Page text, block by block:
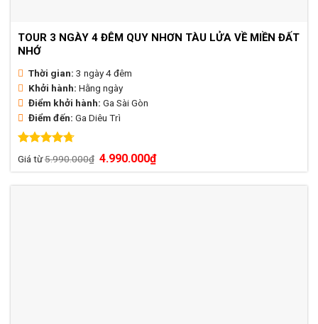
TOUR 3 NGÀY 4 ĐÊM QUY NHƠN TÀU LỬA VỀ MIỀN ĐẤT
NHỚ
Thời gian: 3 ngày 4 đêm
Khởi hành: Hằng ngày
Điểm khởi hành: Ga Sài Gòn
Điểm đến: Ga Diêu Trì
Được xếp
hạng 4.73
Giá từ5.990.000₫ Giá
gốc
là:
5.990.000₫.
4.990.000₫Giá
hiện
tại
là: